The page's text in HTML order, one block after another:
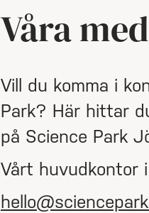
Våra
Vill du komma i
Park? Här hittar
på Science Park
Vårt huvudkontor